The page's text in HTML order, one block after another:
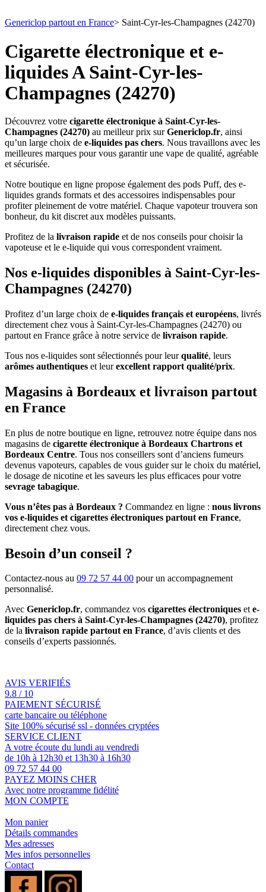
Genericlop partout en France> Saint-Cyr-les-Champagnes (24270)
Cigarette électronique et e-
liquides A Saint-Cyr-les-
Champagnes (24270)
Découvrez votre cigarette électronique à Saint-Cyr-les-
Champagnes (24270) au meilleur prix surGenericlop.fr, ainsi
qu’un large choix de e-liquides pas chers. Nous travaillons avec les
meilleures marques pour vous garantir une vape de qualité, agréable
et sécurisée.
Notre boutique en ligne propose également des pods Puff, des e-
liquides grands formats et des accessoires indispensables pour
profiter pleinement de votre matériel. Chaque vapoteur trouvera son
bonheur, du kit discret aux modèles puissants.
Profitez de la livraison rapide et de nos conseils pour choisir la
vapoteuse et le e-liquide qui vous correspondent vraiment.
Nos e-liquides disponibles à Saint-Cyr-les-
Champagnes (24270)
Profitez d’un large choix de e-liquides français et européens, livrés
directement chez vous à Saint-Cyr-les-Champagnes (24270) ou
partout en France grâce à notre service de livraison rapide.
Tous nos e-liquides sont sélectionnés pour leurqualité, leurs
arômes authentiques et leurexcellent rapport qualité/prix.
Magasins à Bordeaux et livraison partout
en France
En plus de notre boutique en ligne, retrouvez notre équipe dans nos
magasins de cigarette électronique à Bordeaux Chartrons et
Bordeaux Centre. Tous nos conseillers sont d’anciens fumeurs
devenus vapoteurs, capables de vous guider sur le choix du matériel,
le dosage de nicotine et les saveurs les plus efficaces pour votre
sevrage tabagique.
Vous n’êtes pas à Bordeaux ? Commandez en ligne : nous livrons
vos e-liquides et cigarettes électroniques partout en France,
directement chez vous.
Besoin d’un conseil ?
Contactez-nous au 09 72 57 44 00 pour un accompagnement
personnalisé.
Avec Genericlop.fr, commandez vos cigarettes électroniques ete-
liquides pas chers à Saint-Cyr-les-Champagnes (24270), profitez
de la livraison rapide partout en France, d’avis clients et des
conseils d’experts passionnés.
AVIS VERIFIÉS
9.8 / 10
PAIEMENT SÉCURISÉ
carte bancaire ou téléphone
Site 100% sécurisé ssl - données cryptées
SERVICE CLIENT
A votre écoute du lundi au vendredi
de 10h à 12h30 et 13h30 à 16h30
09 72 57 44 00
PAYEZ MOINS CHER
Avec notre programme fidélité
MON COMPTE
Mon panier
Détails commandes
Mes adresses
Mes infos personnelles
Contact